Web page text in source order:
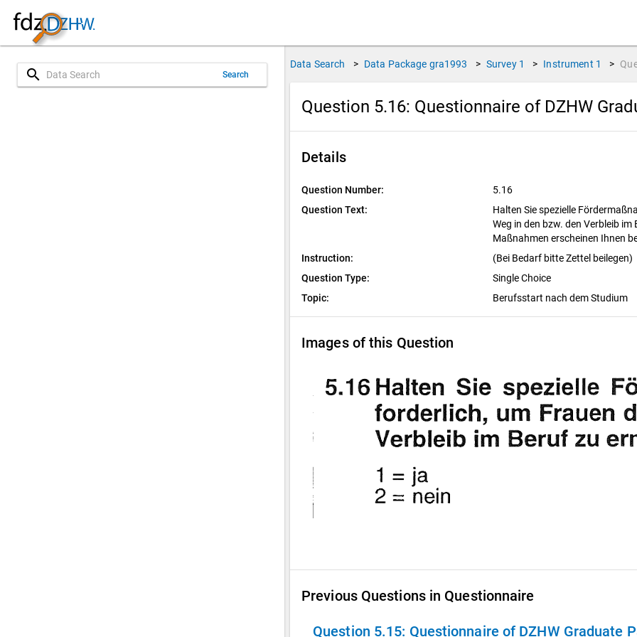
search Search
Data Search > Data Package gra1993 > Survey 1 > Instrument 1 >
Question 5.16: Questionnaire of DZHW
Details
Question Number:
5.16
Question Text:
Halten Sie spezielle
Weg in den bzw. den Verbleib
Maßnahmen erscheinen Ihnen
Instruction:
(Bei Bedarf bitte Zettel beilegen)
Question Type:
Single Choice
Topic:
Berufsstart nach dem Studium
Images of this Question
Previous Questions in Questionnaire
Question 5.15: Questionnaire of DZHW Graduate